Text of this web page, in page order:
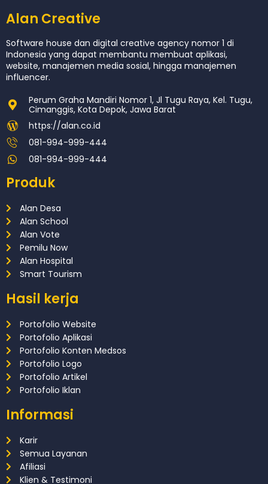
Alan Creative
Software house dan digital creative agency nomor 1 di
Indonesia yang dapat membantu membuat aplikasi,
website, manajemen media sosial, hingga manajemen
influencer.
Perum Graha Mandiri Nomor 1, Jl Tugu Raya, Kel. Tugu,
Cimanggis, Kota Depok, Jawa Barat
https://alan.co.id
081-994-999-444
081-994-999-444
Produk
Alan Desa
Alan School
Alan Vote
Pemilu Now
Alan Hospital
Smart Tourism
Hasil kerja
Portofolio Website
Portofolio Aplikasi
Portofolio Konten Medsos
Portofolio Logo
Portofolio Artikel
Portofolio Iklan
Informasi
Karir
Semua Layanan
Afiliasi
Klien & Testimoni